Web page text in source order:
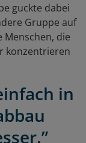
guckte dabei
Gruppe auf
Menschen, die
konzentrieren
in